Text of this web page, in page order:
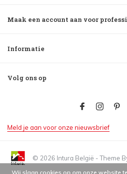
Maak een account aan voor
Informatie
Volg ons op
Meld je aan voor onze nieuwsbrief
© 2026 Intura België - Theme
Wij slaan cookies op om onze website